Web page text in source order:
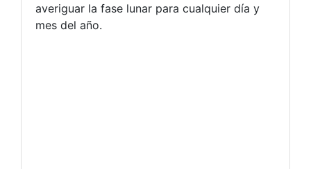
averiguar la fase lunar para cualquier día y
mes del año.